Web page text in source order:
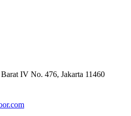
IV No. 476, Jakarta 11460